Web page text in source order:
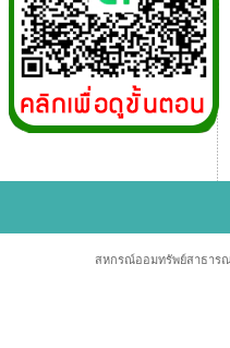
สหกรณ์ออมทรัพย์สาธารณ